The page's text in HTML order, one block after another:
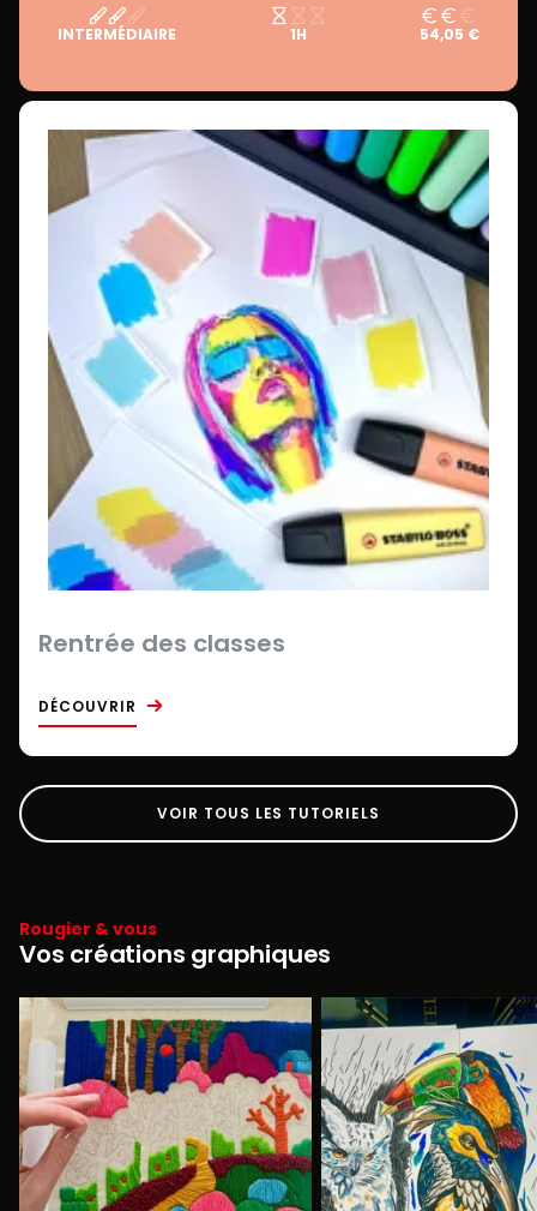
INTERMÉDIAIRE 1H 54,05 €
Rentrée des classes
DÉCOUVRIR
VOIR TOUS LES TUTORIELS
Rougier & vous
Vos créations graphiques